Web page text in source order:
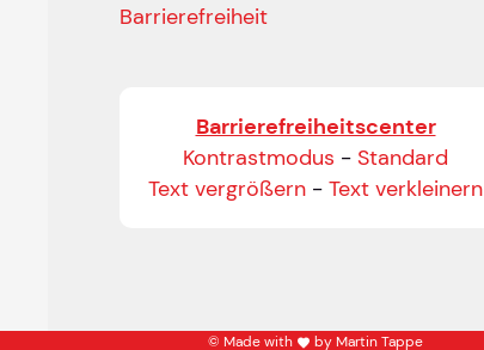
Barrierefreiheit
Barrierefreiheitscenter
Kontrastmodus - Standard
Text vergrößern - Text verkleinern
© Made with by Martin Tappe